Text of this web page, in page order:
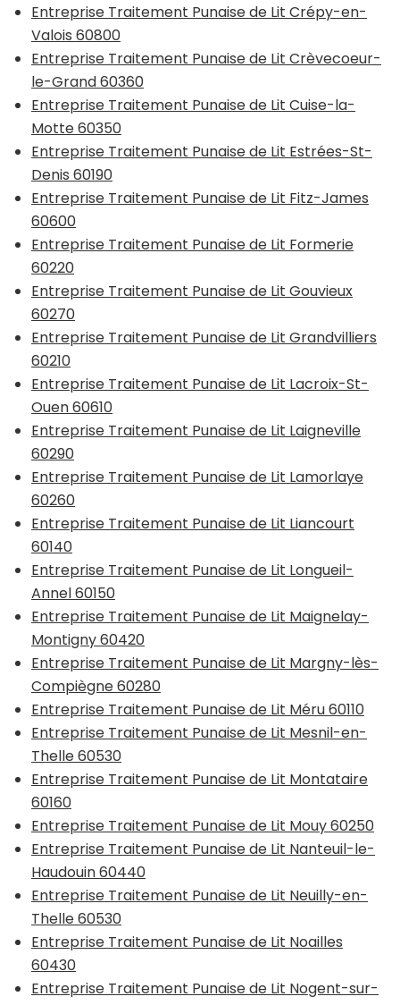
Entreprise Traitement Punaise de Lit Crépy-en-
Valois 60800
Entreprise Traitement Punaise de Lit Crèvecoeur-
le-Grand 60360
Entreprise Traitement Punaise de Lit Cuise-la-
Motte 60350
Entreprise Traitement Punaise de Lit Estrées-St-
Denis 60190
Entreprise Traitement Punaise de Lit Fitz-James
60600
Entreprise Traitement Punaise de Lit Formerie
60220
Entreprise Traitement Punaise de Lit Gouvieux
60270
Entreprise Traitement Punaise de Lit Grandvilliers
60210
Entreprise Traitement Punaise de Lit Lacroix-St-
Ouen 60610
Entreprise Traitement Punaise de Lit Laigneville
60290
Entreprise Traitement Punaise de Lit Lamorlaye
60260
Entreprise Traitement Punaise de Lit Liancourt
60140
Entreprise Traitement Punaise de Lit Longueil-
Annel 60150
Entreprise Traitement Punaise de Lit Maignelay-
Montigny 60420
Entreprise Traitement Punaise de Lit Margny-lès-
Compiègne 60280
Entreprise Traitement Punaise de Lit Méru 60110
Entreprise Traitement Punaise de Lit Mesnil-en-
Thelle 60530
Entreprise Traitement Punaise de Lit Montataire
60160
Entreprise Traitement Punaise de Lit Mouy 60250
Entreprise Traitement Punaise de Lit Nanteuil-le-
Haudouin 60440
Entreprise Traitement Punaise de Lit Neuilly-en-
Thelle 60530
Entreprise Traitement Punaise de Lit Noailles
60430
Entreprise Traitement Punaise de Lit Nogent-sur-